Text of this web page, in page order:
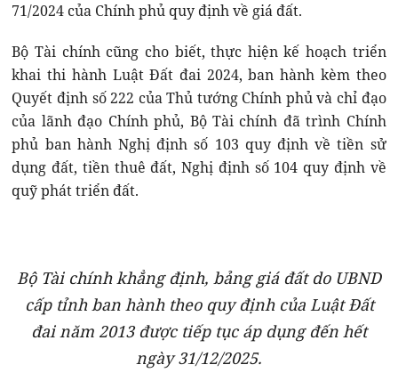
71/2024 của Chính phủ quy định về giá đất.
Bộ Tài chính cũng cho biết, thực hiện kế hoạch triển
khai thi hành Luật Đất đai 2024, ban hành kèm theo
Quyết định số 222 của Thủ tướng Chính phủ và chỉ đạo
của lãnh đạo Chính phủ, Bộ Tài chính đã trình Chính
phủ ban hành Nghị định số 103 quy định về tiền sử
dụng đất, tiền thuê đất, Nghị định số 104 quy định về
quỹ phát triển đất.
Bộ Tài chính khẳng định, bảng giá đất do UBND
cấp tỉnh ban hành theo quy định của Luật Đất
đai năm 2013 được tiếp tục áp dụng đến hết
ngày 31/12/2025.